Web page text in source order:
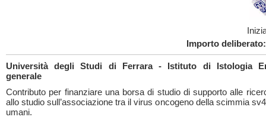
Importo deliberato:
Università degli Studi di Ferrara - Istituto di Istologia
generale
Contributo per finanziare una borsa di studio di supporto alle
allo studio sull’associazione tra il virus oncogeno della scimmia
umani.